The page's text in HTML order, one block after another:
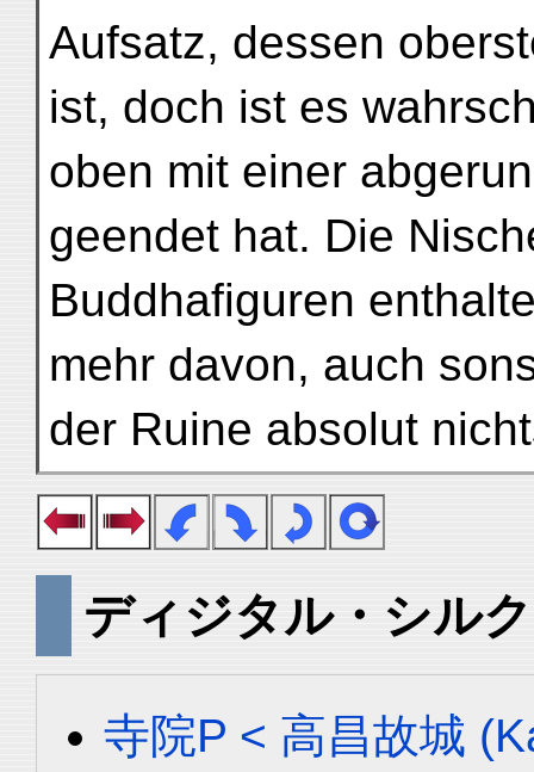
Aufsatz, dessen
ist, doch ist es
oben mit einer
geendet hat. Die
Buddhafiguren
mehr davon, auch
der Ruine absolut
ディジタル・シル
寺院P < 高昌故城